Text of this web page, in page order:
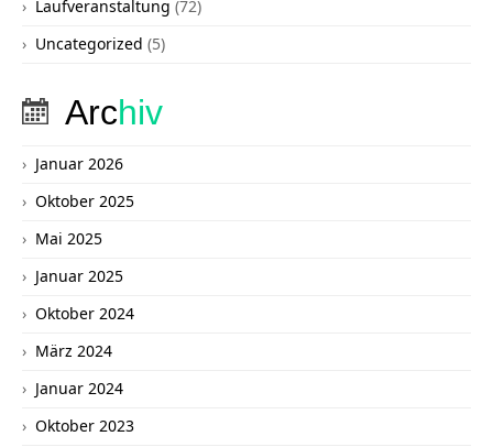
Laufveranstaltung (72)
Uncategorized (5)
Archiv
Januar 2026
Oktober 2025
Mai 2025
Januar 2025
Oktober 2024
März 2024
Januar 2024
Oktober 2023